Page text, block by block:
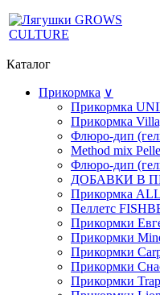
Каталог
Прикормка ∨
Прикормка
Прикормка
Флюро-дип
Method mix
Флюро-дип
ДОБАВКИ В
Прикормка
Пеллетс
Прикормки
Прикормки
Прикормки
Прикормки
Прикормки